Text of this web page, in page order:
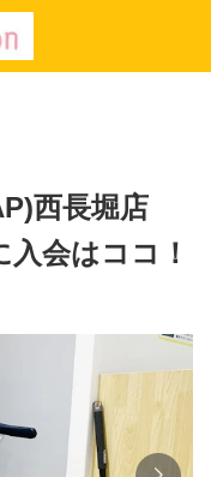
西長堀店
入会はココ！